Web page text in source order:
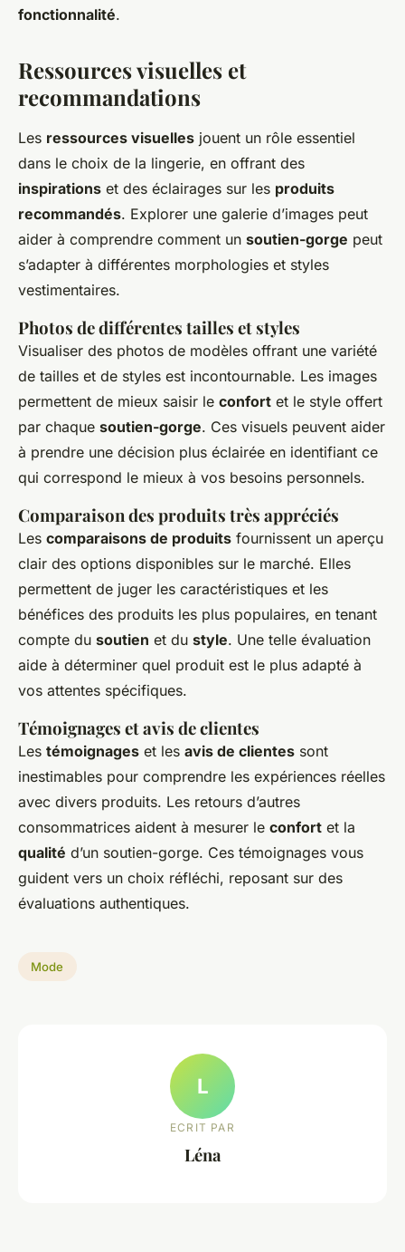
fonctionnalité.
Ressources visuelles et
recommandations
Les ressources visuelles jouent un rôle essentiel
dans le choix de la lingerie, en offrant des
inspirations et des éclairages sur les produits
recommandés. Explorer une galerie d’images peut
aider à comprendre comment un soutien-gorge peut
s’adapter à différentes morphologies et styles
vestimentaires.
Photos de différentes tailles et styles
Visualiser des photos de modèles offrant une variété
de tailles et de styles est incontournable. Les images
permettent de mieux saisir le confort et le style offert
par chaque soutien-gorge. Ces visuels peuvent aider
à prendre une décision plus éclairée en identifiant ce
qui correspond le mieux à vos besoins personnels.
Comparaison des produits très appréciés
Les comparaisons de produits fournissent un aperçu
clair des options disponibles sur le marché. Elles
permettent de juger les caractéristiques et les
bénéfices des produits les plus populaires, en tenant
compte du soutien et du style. Une telle évaluation
aide à déterminer quel produit est le plus adapté à
vos attentes spécifiques.
Témoignages et avis de clientes
Les témoignages et les avis de clientes sont
inestimables pour comprendre les expériences réelles
avec divers produits. Les retours d’autres
consommatrices aident à mesurer le confort et la
qualité d’un soutien-gorge. Ces témoignages vous
guident vers un choix réfléchi, reposant sur des
évaluations authentiques.
Mode
L
ECRIT PAR
Léna